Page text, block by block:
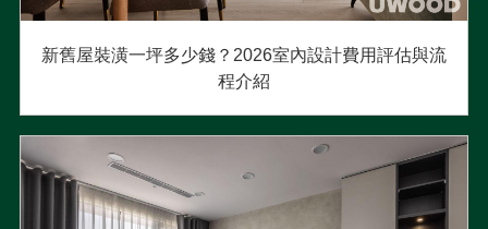
新舊屋裝潢一坪多少錢？2026室內設計費用評估與流
程介紹